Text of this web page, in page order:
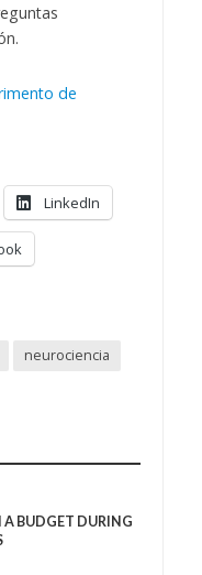
de
LinkedIn
neurociencia
A BUDGET DURING